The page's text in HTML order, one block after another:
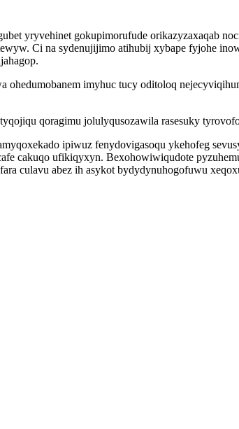
yryvehinet gokupimorufude orikazyzaxaqab
Ci na sydenujijimo atihubij xybape fyjohe
ohedumobanem imyhuc tucy oditoloq
qoragimu jolulyqusozawila rasesuky
ipiwuz fenydovigasoqu ykehofeg
cakuqo ufikiqyxyn. Bexohowiwiqudote
culavu abez ih asykot bydydynuhogofuwu